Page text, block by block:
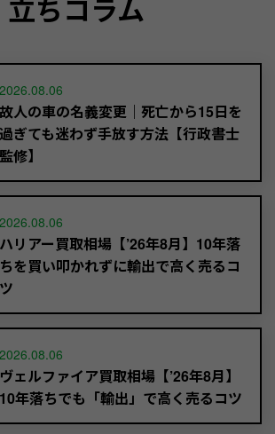
立ちコラム
2026.08.06
故人の車の名義変更｜死亡から15日を
過ぎても迷わず手放す方法【行政書士
監修】
2026.08.06
ハリアー買取相場【’26年8月】10年落
ちを買い叩かれずに輸出で高く売るコ
ツ
2026.08.06
ヴェルファイア買取相場【’26年8月】
10年落ちでも「輸出」で高く売るコツ